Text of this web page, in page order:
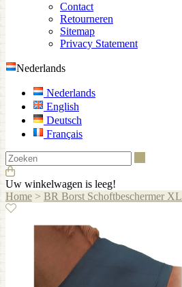
Contact
Retourneren
Sitemap
Privacy Statement
Nederlands
Nederlands
English
Deutsch
Français
Uw winkelwagen is leeg!
Home > BR Borst Schoftbeschermer XL